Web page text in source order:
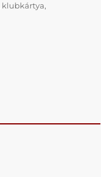
klubkártya,